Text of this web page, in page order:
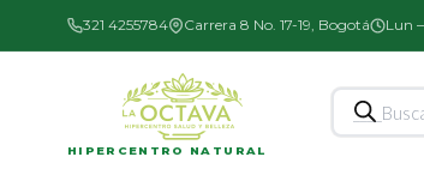
321 4255784 Carrera 8 No. 17-19, Bogotá Lun
HIPERCENTRO NATURAL
Búsqueda
de